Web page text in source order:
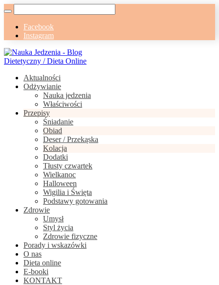
Facebook
Instagram
Aktualności
Odżywianie
Nauka jedzenia
Właściwości
Przepisy
Śniadanie
Obiad
Deser / Przekąska
Kolacja
Dodatki
Tłusty czwartek
Wielkanoc
Halloween
Wigilia i Święta
Podstawy gotowania
Zdrowie
Umysł
Styl życia
Zdrowie fizyczne
Porady i wskazówki
O nas
Dieta online
E-booki
KONTAKT